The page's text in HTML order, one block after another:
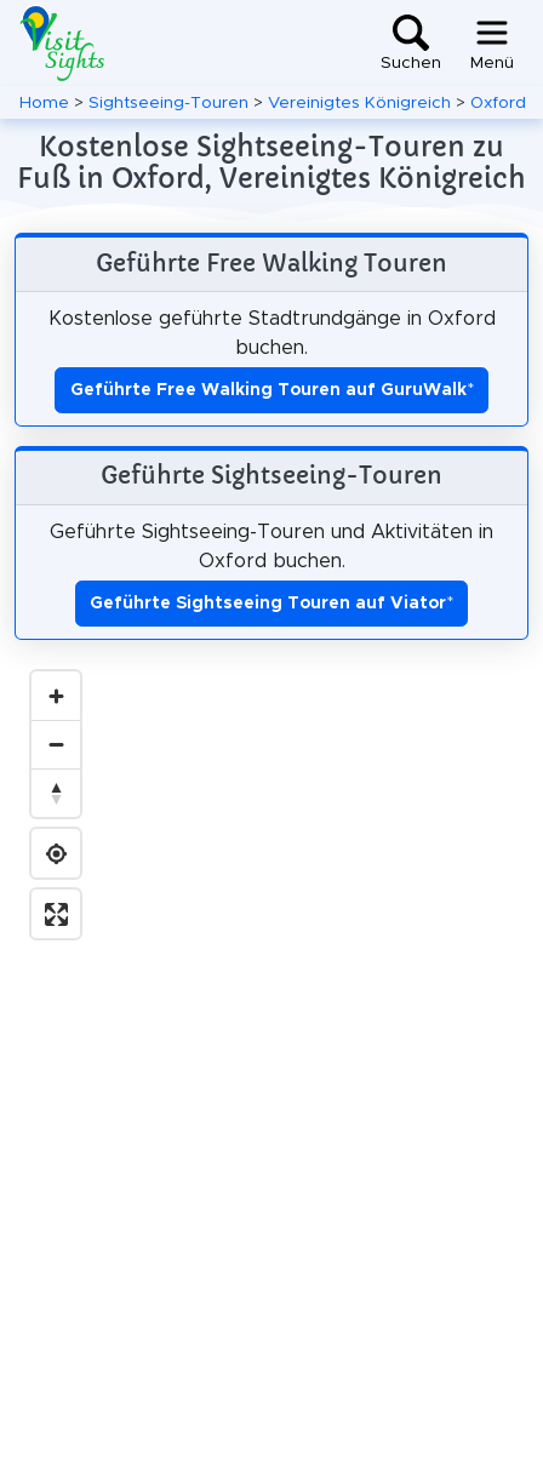
Suchen Menü
Home > Sightseeing-Touren > Vereinigtes Königreich > Oxford
Kostenlose Sightseeing-Touren zu
Fuß in Oxford, Vereinigtes Königreich
Geführte Free Walking Touren
Kostenlose geführte Stadtrundgänge in Oxford
buchen.
Geführte Free Walking Touren auf GuruWalk*
Geführte Sightseeing-Touren
Geführte Sightseeing-Touren und Aktivitäten in
Oxford buchen.
Geführte Sightseeing Touren auf Viator*